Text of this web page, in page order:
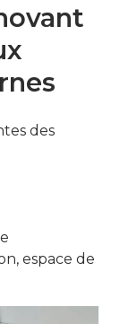
des
espace de